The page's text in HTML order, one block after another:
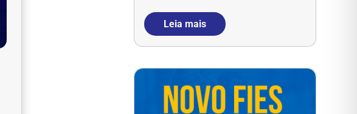
Leia mais